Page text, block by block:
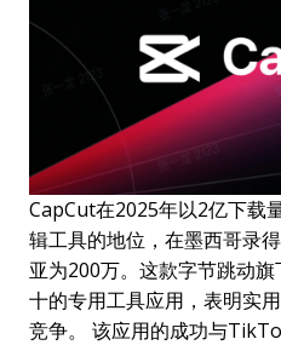
CapCut在2025年以2亿下载
辑工具的地位，在墨西哥录
亚为200万。这款字节跳动
十的专用工具应用，表明实
竞争。 该应用的成功与